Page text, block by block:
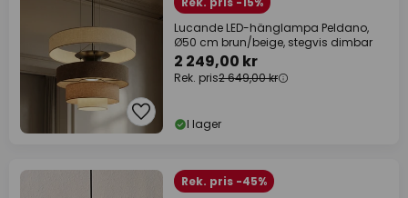
Lucande LED-hänglampa Peldano,
Ø50 cm brun/beige, stegvis dimbar
2 249,00 kr
Rek. pris2 649,00 kr
I lager
Rek. pris -45%